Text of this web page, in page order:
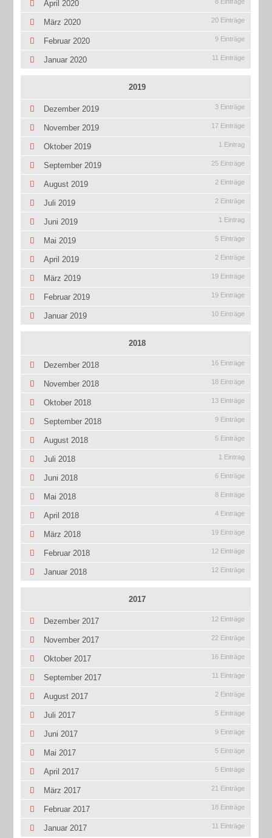
April 2020
März 2020 20 Einträge
Februar 2020 9 Einträge
Januar 2020 11 Einträge
2019
Dezember 2019 3 Einträge
November 2019 17 Einträge
Oktober 2019 1 Eintrag
September 2019 25 Einträge
August 2019 2 Einträge
Juli 2019 2 Einträge
Juni 2019 1 Eintrag
Mai 2019 5 Einträge
April 2019 2 Einträge
März 2019 19 Einträge
Februar 2019 19 Einträge
Januar 2019 10 Einträge
2018
Dezember 2018 16 Einträge
November 2018 18 Einträge
Oktober 2018 13 Einträge
September 2018 9 Einträge
August 2018 5 Einträge
Juli 2018 1 Eintrag
Juni 2018 6 Einträge
Mai 2018 8 Einträge
April 2018 4 Einträge
März 2018 19 Einträge
Februar 2018 12 Einträge
Januar 2018 12 Einträge
2017
Dezember 2017 12 Einträge
November 2017 22 Einträge
Oktober 2017 16 Einträge
September 2017 11 Einträge
August 2017 2 Einträge
Juli 2017 5 Einträge
Juni 2017 9 Einträge
Mai 2017 5 Einträge
April 2017 5 Einträge
März 2017 21 Einträge
Februar 2017 18 Einträge
Januar 2017 11 Einträge